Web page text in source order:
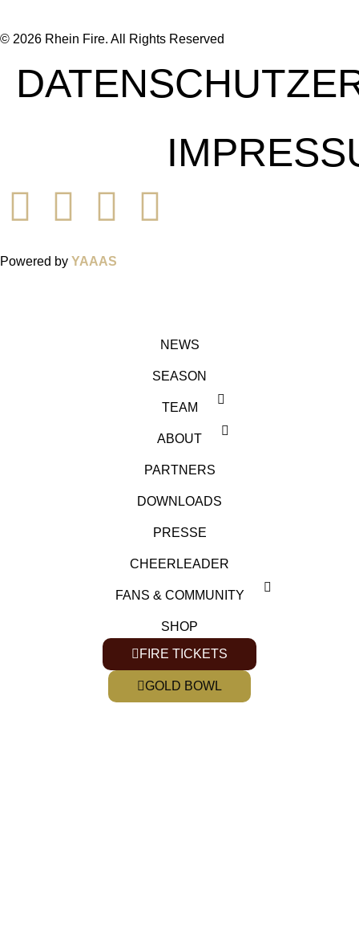
© 2026 Rhein Fire. All Rights Reserved
Powered by YAAAS
NEWS
SEASON
TEAM
ABOUT
PARTNERS
DOWNLOADS
PRESSE
CHEERLEADER
FANS & COMMUNITY
SHOP
FIRE TICKETS
GOLD BOWL